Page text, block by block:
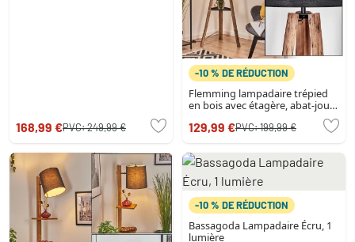
168,99 €PVC:249,99 €
-10 % DE RÉDUCTION
Flemming lampadaire trépied
en bois avec étagère, abat-jour
129,99 €PVC:199,99 €
-10 % DE RÉDUCTION
Bassagoda Lampadaire Écru, 1
lumière